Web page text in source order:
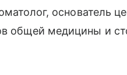
основатель
общей медицины и